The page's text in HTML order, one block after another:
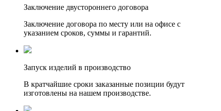
Заключение двустороннего договора
Заключение договора по месту или на офисе с
указанием сроков, суммы и гарантий.
Запуск изделий в производство
В кратчайшие сроки заказанные позиции будут
изготовлены на нашем производстве.